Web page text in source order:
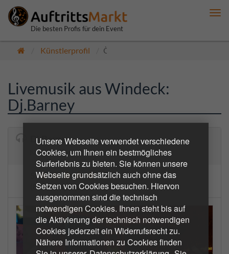
Unsere Webseite verwendet verschiedene
Cookies, um Ihnen ein bestmögliches
Surferlebnis zu bieten. Sie können unsere
Webseite grundsätzlich auch ohne das
Setzen von Cookies besuchen. Hiervon
ausgenommen sind die technisch
notwendigen Cookies. Ihnen steht bis auf
die Aktivierung der technisch notwendigen
Cookies jederzeit ein Widerrufsrecht zu.
Nähere Informationen zu Cookies finden
Die besten Profis für dein Event
Künstlerprofil Öffentlich
Livemusik aus Windeck:
Dj.Barney
Dj.Barney
Nur das Beste für die Gäste
5.0
3 Bewertungen
(8 bestätigte Buchungen)